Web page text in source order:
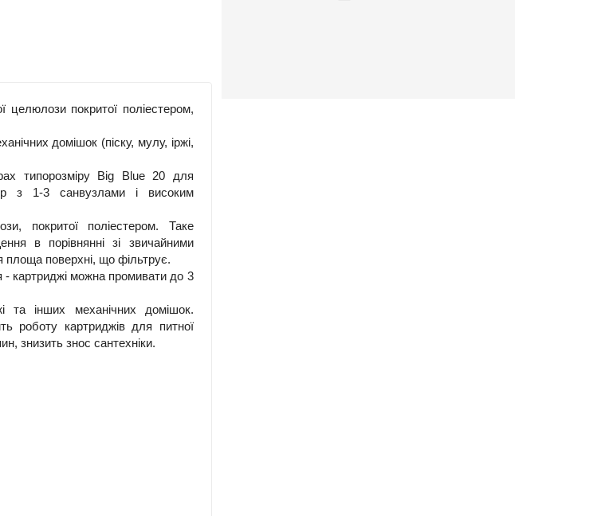
целюлози покритої поліестером,
домішок (піску, мулу, іржі,
типорозміру Big Blue 20 для
з 1-3 санвузлами і високим
покритої поліестером. Таке
в порівнянні зі звичайними
площа поверхні, що фільтрує.
- картриджі можна промивати до 3
та інших механічних домішок.
роботу картриджів для питної
знизить знос сантехніки.